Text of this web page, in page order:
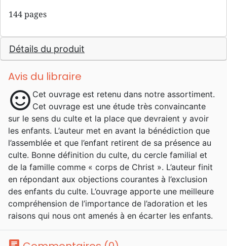
144 pages
Détails du produit
Avis du libraire
sentiment_satisfied Cet ouvrage est retenu dans notre assortiment.
Cet ouvrage est une étude très convaincante
sur le sens du culte et la place que devraient y avoir
les enfants. L’auteur met en avant la bénédiction que
l’assemblée et que l’enfant retirent de sa présence au
culte. Bonne définition du culte, du cercle familial et
de la famille comme « corps de Christ ». L’auteur finit
en répondant aux objections courantes à l’exclusion
des enfants du culte. L’ouvrage apporte une meilleure
compréhension de l’importance de l’adoration et les
raisons qui nous ont amenés à en écarter les enfants.